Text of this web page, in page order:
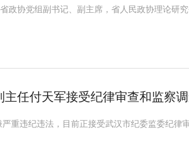
政协党组副书记、副主席，省人民政协理论研
任付天军接受纪律审查和监察
重违纪违法，目前正接受武汉市纪委监委纪律